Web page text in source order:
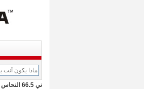
ني 66.5 النحاس 31.5 أنابيب النيكل المصقول ، أنابيب سبائك النيكل مونيل 400 (Uns N04400)